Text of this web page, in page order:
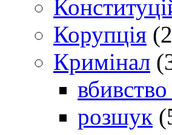
Корупція
Кримінал
розшук